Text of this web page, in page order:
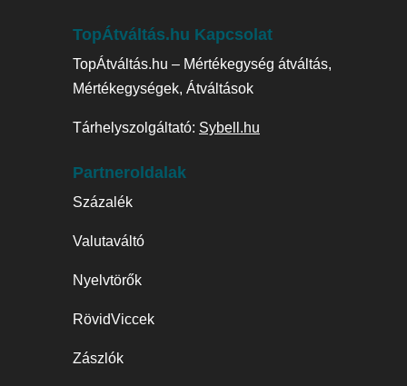
TopÁtváltás.hu Kapcsolat
TopÁtváltás.hu – Mértékegység átváltás,
Mértékegységek, Átváltások
Tárhelyszolgáltató: Sybell.hu
Partneroldalak
Százalék
Valutaváltó
Nyelvtörők
RövidViccek
Zászlók